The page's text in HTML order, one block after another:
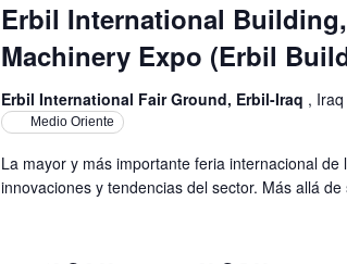
Erbil International
Machinery Expo (Erbil
Erbil International Fair Ground, Erbil-Iraq , Iraq
Medio Oriente
La mayor y más importante feria internacional
innovaciones y tendencias del sector. Más allá